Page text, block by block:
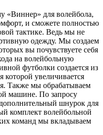
«Виннер» для волейбола,
и сможете полностью
тактике. Ведь мы не
одежду. Мы создаем
вы почувствуете себя
на волейбольную
футболки создается из
которой увеличивается
Также мы обрабатываем
машине. По запросу
дополнительный шнурок для
комплект волейбольной
команд мы вкладываем